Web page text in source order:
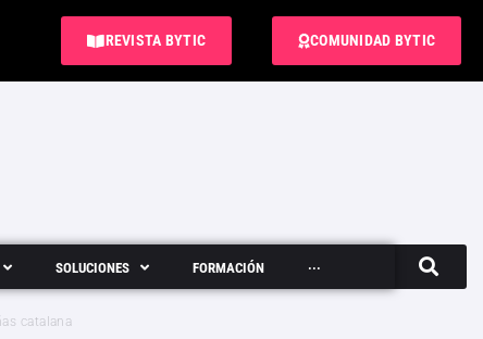
REVISTA BYTIC COMUNIDAD BYTIC
SOLUCIONES FORMACIÓN ···
catalana